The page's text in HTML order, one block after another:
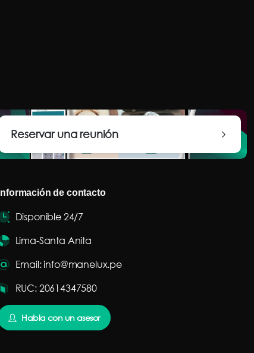
Reservar una reunión
Información de contacto
Disponible 24/7
Lima-Santa Anita
Email: info@manelux.pe
RUC: 20614347580
Habla con un asesor